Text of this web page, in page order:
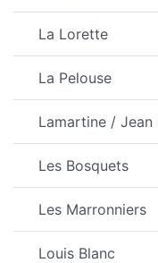
La Lorette
La Pelouse
Lamartine / Jean
Les Bosquets
Les Marronniers
Louis Blanc